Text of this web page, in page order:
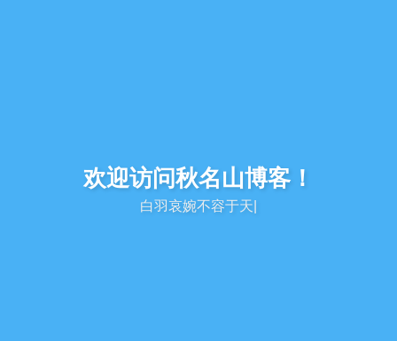
欢迎访问秋名山博客！
|